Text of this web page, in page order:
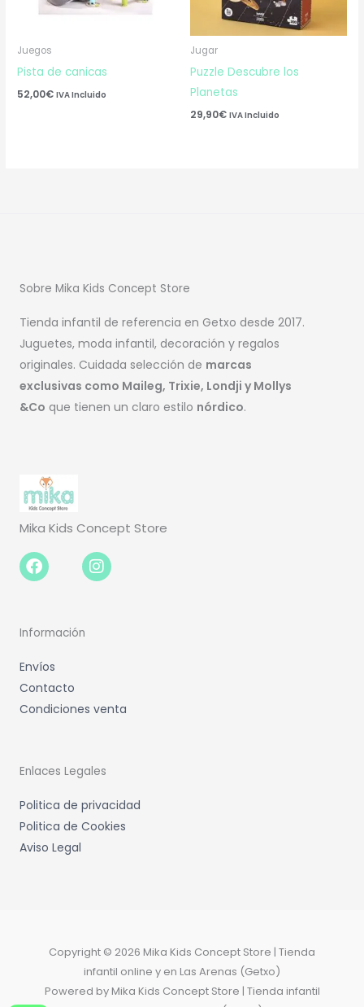
Juegos
Pista de canicas
52,00€ IVA Incluido
Jugar
Puzzle Descubre los
Planetas
29,90€ IVA Incluido
Sobre Mika Kids Concept Store
Tienda infantil de referencia en Getxo desde 2017.
Juguetes, moda infantil, decoración y regalos
originales. Cuidada selección de marcas
exclusivas como Maileg, Trixie, Londji y Mollys
&Co que tienen un claro estilo nórdico.
Mika Kids Concept Store
Facebook-
f
Instagram
Información
Envíos
Contacto
Condiciones venta
Enlaces Legales
Politica de privacidad
Politica de Cookies
Aviso Legal
Copyright © 2026 Mika Kids Concept Store | Tienda
infantil online y en Las Arenas (Getxo)
Powered by Mika Kids Concept Store | Tienda infantil